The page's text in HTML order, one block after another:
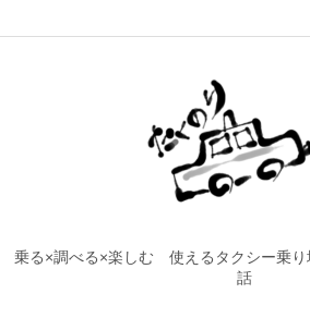
乗る×調べる×楽しむ 使えるタクシー乗り
話